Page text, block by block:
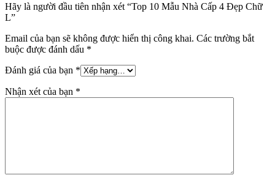
Hãy là người đầu tiên nhận xét “Top 10 Mẫu Nhà Cấp 4 Đẹp Chữ
L”
Email của bạn sẽ không được hiển thị công khai. Các trường bắt
buộc được đánh dấu *
Đánh giá của bạn *
Nhận xét của bạn *